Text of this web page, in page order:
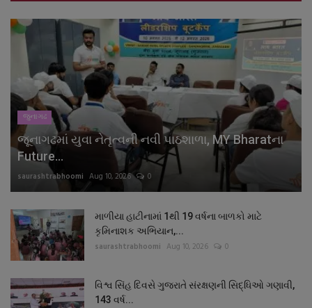
જુનાગઢ
જૂનાગઢમાં યુવા નેતૃત્વની નવી પાઠશાળા, MY Bharatના
Future...
saurashtrabhoomi Aug 10, 2026 0
માળીયા હાટીનામાં 1થી 19 વર્ષના બાળકો માટે
કૃમિનાશક અભિયાન,...
saurashtrabhoomi Aug 10, 2026 0
વિશ્વ સિંહ દિવસે ગુજરાતે સંરક્ષણની સિદ્ધિઓ ગણાવી,
143 વર્ષ...